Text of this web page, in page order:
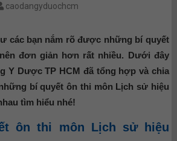
caodangyduochcm
các bạn nắm rõ được những bí quyết
đơn giản hơn rất nhiều. Dưới đây
Y Dược TP HCM đã tổng hợp và chia
bí quyết ôn thi môn Lịch sử hiệu
tìm hiểu nhé!
ôn thi môn Lịch sử hiệu